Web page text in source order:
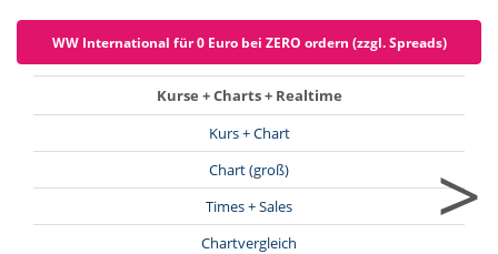
WW International für 0 Euro bei ZERO ordern (zzgl. Spreads)
Kurse + Charts + Realtime
Kurs + Chart
Chart (groß)
Times + Sales
Chartvergleich
>